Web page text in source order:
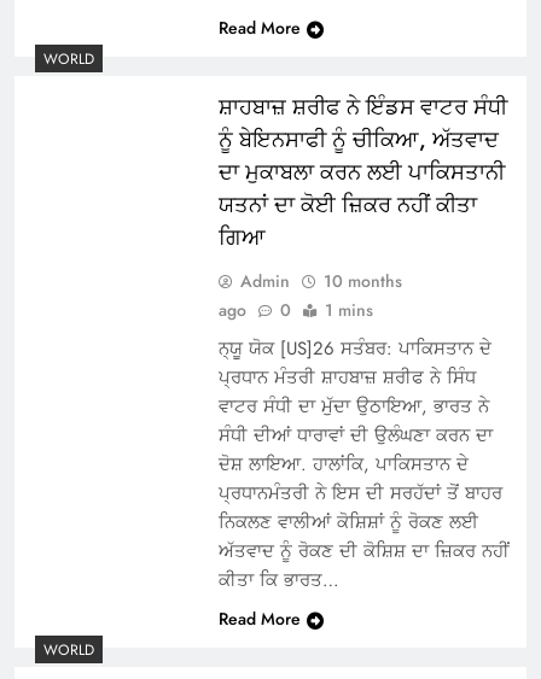
Read More
WORLD
ਸ਼ਾਹਬਾਜ਼ ਸ਼ਰੀਫ ਨੇ ਇੰਡਸ ਵਾਟਰ ਸੰਧੀ
ਨੂੰ ਬੇਇਨਸਾਫੀ ਨੂੰ ਚੀਕਿਆ, ਅੱਤਵਾਦ
ਦਾ ਮੁਕਾਬਲਾ ਕਰਨ ਲਈ ਪਾਕਿਸਤਾਨੀ
ਯਤਨਾਂ ਦਾ ਕੋਈ ਜ਼ਿਕਰ ਨਹੀਂ ਕੀਤਾ
ਗਿਆ
Admin
10 months
ago
0 1 mins
ਨ੍ਯੂ ਯੋਕ [US]26 ਸਤੰਬਰ: ਪਾਕਿਸਤਾਨ ਦੇ
ਪ੍ਰਧਾਨ ਮੰਤਰੀ ਸ਼ਾਹਬਾਜ਼ ਸ਼ਰੀਫ ਨੇ ਸਿੰਧ
ਵਾਟਰ ਸੰਧੀ ਦਾ ਮੁੱਦਾ ਉਠਾਇਆ, ਭਾਰਤ ਨੇ
ਸੰਧੀ ਦੀਆਂ ਧਾਰਾਵਾਂ ਦੀ ਉਲੰਘਣਾ ਕਰਨ ਦਾ
ਦੋਸ਼ ਲਾਇਆ. ਹਾਲਾਂਕਿ, ਪਾਕਿਸਤਾਨ ਦੇ
ਪ੍ਰਧਾਨਮੰਤਰੀ ਨੇ ਇਸ ਦੀ ਸਰਹੱਦਾਂ ਤੋਂ ਬਾਹਰ
ਨਿਕਲਣ ਵਾਲੀਆਂ ਕੋਸ਼ਿਸ਼ਾਂ ਨੂੰ ਰੋਕਣ ਲਈ
ਅੱਤਵਾਦ ਨੂੰ ਰੋਕਣ ਦੀ ਕੋਸ਼ਿਸ਼ ਦਾ ਜ਼ਿਕਰ ਨਹੀਂ
ਕੀਤਾ ਕਿ ਭਾਰਤ…
Read More
WORLD